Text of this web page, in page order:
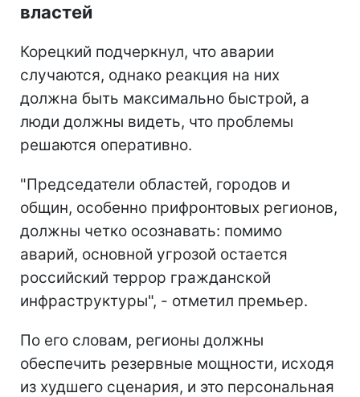
властей
Корецкий подчеркнул, что аварии
случаются, однако реакция на них
должна быть максимально быстрой, а
люди должны видеть, что проблемы
решаются оперативно.
"Председатели областей, городов и
общин, особенно прифронтовых регионов,
должны четко осознавать: помимо
аварий, основной угрозой остается
российский террор гражданской
инфраструктуры", - отметил премьер.
По его словам, регионы должны
обеспечить резервные мощности, исходя
из худшего сценария, и это персональная